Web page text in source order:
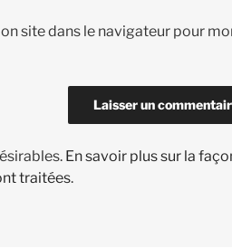
site dans le navigateur pour
En savoir plus sur la
traitées.